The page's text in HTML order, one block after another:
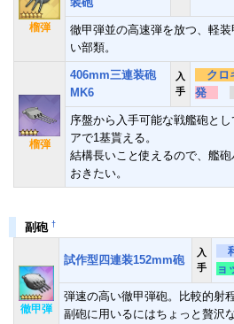
榴弾
徹甲弾並の高速弾を放つ、軽
い部類。
榴弾
406mm三連装砲
MK6
入
手
クロ
発
序盤から入手可能な戦艦砲と
アで1基貰える。
結構長いこと使えるので、艦
おきたい。
副砲 †
徹甲弾
試作型四連装152mm砲
入
手
ョ
弾速の高い徹甲弾砲。比較的射
副砲に用いるにはちょっと贅沢